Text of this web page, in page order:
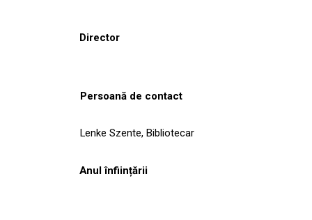
Director
Persoană de contact
Lenke Szente, Bibliotecar
Anul înființării